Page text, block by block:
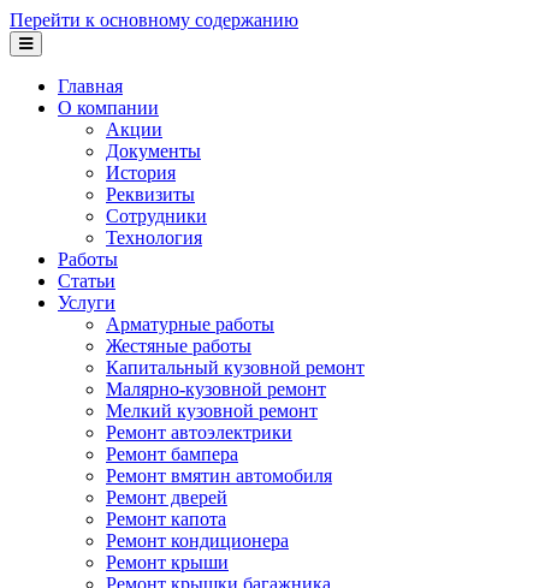
Перейти к основному содержанию
Главная
О компании
Акции
Документы
История
Реквизиты
Сотрудники
Технология
Работы
Статьи
Услуги
Арматурные работы
Жестяные работы
Капитальный кузовной ремонт
Малярно-кузовной ремонт
Мелкий кузовной ремонт
Ремонт автоэлектрики
Ремонт бампера
Ремонт вмятин автомобиля
Ремонт дверей
Ремонт капота
Ремонт кондиционера
Ремонт крыши
Ремонт крышки багажника